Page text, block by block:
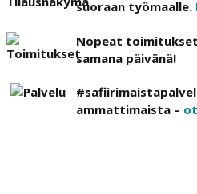
suoraan työmaalle.
Nopeat
samana päivänä!
ammattimaista –